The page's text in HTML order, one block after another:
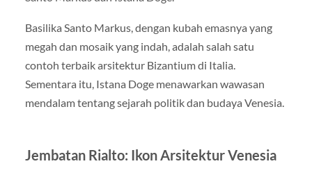
Basilika Santo Markus, dengan kubah emasnya yang
megah dan mosaik yang indah, adalah salah satu
contoh terbaik arsitektur Bizantium di Italia.
Sementara itu, Istana Doge menawarkan wawasan
mendalam tentang sejarah politik dan budaya Venesia.
Jembatan Rialto: Ikon Arsitektur Venesia